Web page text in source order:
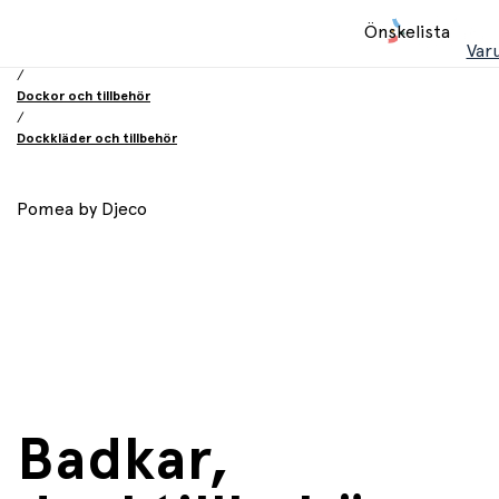
Önskelista
/
Dockor och tillbehör
/
Dockkläder och tillbehör
Pomea by Djeco
Badkar,